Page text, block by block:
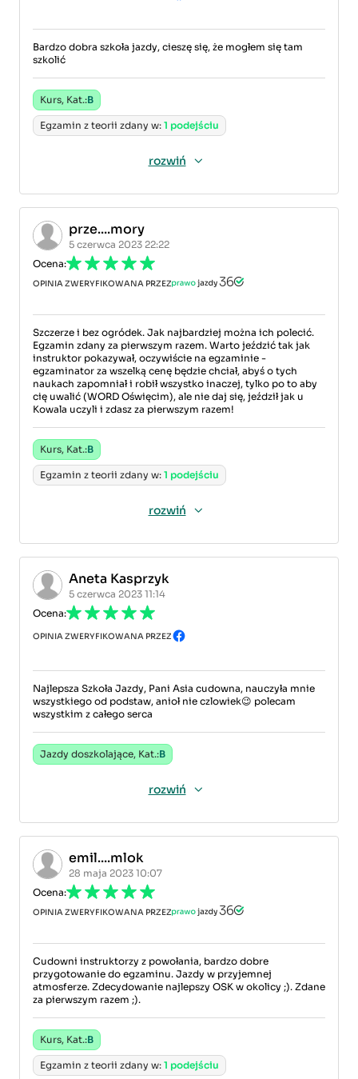
Bardzo dobra szkoła jazdy, cieszę się, że mogłem się tam
szkolić
Kurs, Kat.:B
Egzamin z teorii zdany w: 1 podejściu
rozwiń
prze....mory
5 czerwca 2023 22:22
Ocena:
OPINIA ZWERYFIKOWANA PRZEZ
Szczerze i bez ogródek. Jak najbardziej można ich polecić.
Egzamin zdany za pierwszym razem. Warto jeździć tak jak
instruktor pokazywał, oczywiście na egzaminie -
egzaminator za wszelką cenę będzie chciał, abyś o tych
naukach zapomniał i robił wszystko inaczej, tylko po to aby
cię uwalić (WORD Oświęcim), ale nie daj się, jeździł jak u
Kowala uczyli i zdasz za pierwszym razem!
Kurs, Kat.:B
Egzamin z teorii zdany w: 1 podejściu
rozwiń
Aneta Kasprzyk
5 czerwca 2023 11:14
Ocena:
OPINIA ZWERYFIKOWANA PRZEZ
Najlepsza Szkoła Jazdy, Pani Asia cudowna, nauczyła mnie
wszystkiego od podstaw, anioł nie czlowiek😉 polecam
wszystkim z całego serca
Jazdy doszkolające, Kat.:B
rozwiń
emil....mlok
28 maja 2023 10:07
Ocena:
OPINIA ZWERYFIKOWANA PRZEZ
Cudowni instruktorzy z powołania, bardzo dobre
przygotowanie do egzaminu. Jazdy w przyjemnej
atmosferze. Zdecydowanie najlepszy OSK w okolicy ;). Zdane
za pierwszym razem ;).
Kurs, Kat.:B
Egzamin z teorii zdany w: 1 podejściu